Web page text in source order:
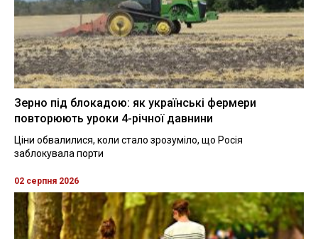
Зерно під блокадою: як українські фермери
повторюють уроки 4-річної давнини
Ціни обвалилися, коли стало зрозуміло, що Росія
заблокувала порти
02 серпня 2026